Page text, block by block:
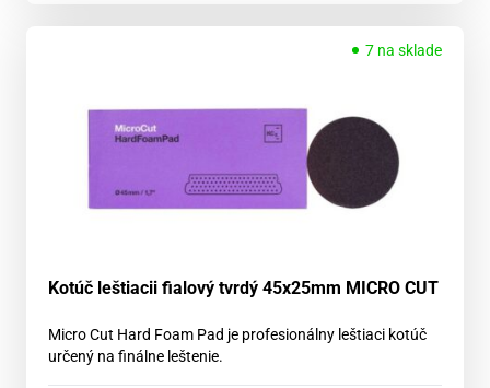
7 na sklade
Kotúč leštiacii fialový tvrdý 45x25mm MICRO CUT
Micro Cut Hard Foam Pad je profesionálny leštiaci kotúč
určený na finálne leštenie.